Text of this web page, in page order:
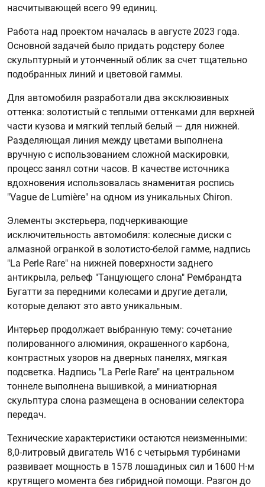
насчитывающей всего 99 единиц.
Работа над проектом началась в августе 2023 года.
Основной задачей было придать родстеру более
скульптурный и утонченный облик за счет тщательно
подобранных линий и цветовой гаммы.
Для автомобиля разработали два эксклюзивных
оттенка: золотистый с теплыми оттенками для верхней
части кузова и мягкий теплый белый — для нижней.
Разделяющая линия между цветами выполнена
вручную с использованием сложной маскировки,
процесс занял сотни часов. В качестве источника
вдохновения использовалась знаменитая роспись
"Vague de Lumière" на одном из уникальных Chiron.
Элементы экстерьера, подчеркивающие
исключительность автомобиля: колесные диски с
алмазной огранкой в золотисто-белой гамме, надпись
"La Perle Rare" на нижней поверхности заднего
антикрыла, рельеф "Танцующего слона" Рембрандта
Бугатти за передними колесами и другие детали,
которые делают это авто уникальным.
Интерьер продолжает выбранную тему: сочетание
полированного алюминия, окрашенного карбона,
контрастных узоров на дверных панелях, мягкая
подсветка. Надпись "La Perle Rare" на центральном
тоннеле выполнена вышивкой, а миниатюрная
скульптура слона размещена в основании селектора
передач.
Технические характеристики остаются неизменными:
8,0-литровый двигатель W16 с четырьмя турбинами
развивает мощность в 1578 лошадиных сил и 1600 Н·м
крутящего момента без гибридной помощи. Разгон до